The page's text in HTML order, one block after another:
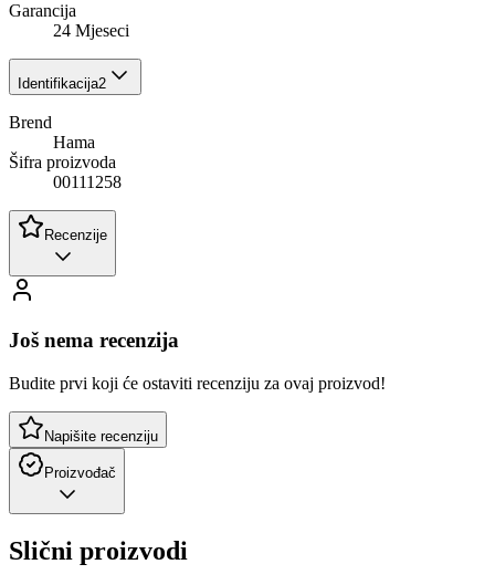
Garancija
24 Mjeseci
Identifikacija2
Brend
Hama
Šifra proizvoda
00111258
Recenzije
Još nema recenzija
Budite prvi koji će ostaviti recenziju za ovaj proizvod!
Napišite recenziju
Proizvođač
Slični proizvodi